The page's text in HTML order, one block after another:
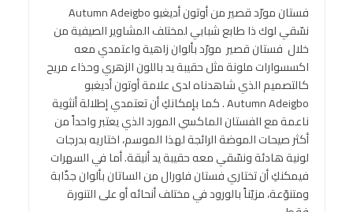
فستان مورّد قصير من أوتون أديغبو Autumn Adeigbo
نسّقي لوك ذا طابع شبابي لمختلف المشاوير الصيفية من
خلال فستان قصير مورّد بألوان زاهية واعتمدي معه
اكسسوارات ملونة مثل حقيبة يد باللون الزهري وحذاء مريح
كالتصميم الذي شاهدناه لدى علامة أوتون أديغبو
Autumn Adeigbo . كما بإمكانكِ أن تعتمدي إطلالة أنثوية
ناعمة مع الفستان الماكسي المورد الذي يعتبر واحداً من
أكثر صيحات الموضة الرائجة لهذا الموسم، اختاريه بدرجات
لونية هادئة ونسّقي معه حقيبة يد أنيقة. أما في السهرات
فيمكنكِ أن تختاري فستان فلورال من الساتان بألوان جذّابة
ومتنوّعة، مزيّناً بالورود في مختلف أنحائه أو على التنورة